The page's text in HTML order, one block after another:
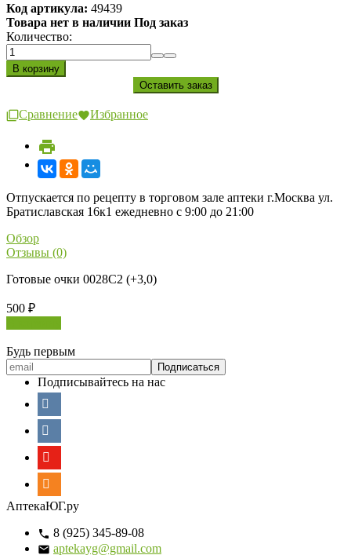
Код артикула: 49439
Товара нет в наличии Под заказ
Количество:
Сравнение Избранное
Отпускается по рецепту в торговом зале аптеки г.Москва ул.
Братиславская 16к1 ежедневно с 9:00 до 21:00
Обзор
Отзывы (0)
Готовые очки 0028С2 (+3,0)
500 ₽
Будь первым
Подписывайтесь на нас
АптекаЮГ.ру
8 (925) 345-89-08
aptekayg@gmail.com